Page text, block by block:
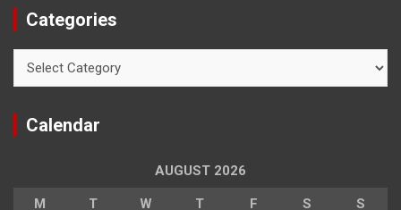
Categories
Calendar
AUGUST 2026
M T W T F S S